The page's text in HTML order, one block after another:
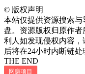
© 版权声明
本站仅提供资源搜索
盘。资源版权归原作
利人如发现侵权内容
后将在24小时内断链处
THE END
网赚项目